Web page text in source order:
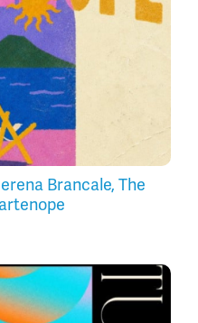
Brancale, The